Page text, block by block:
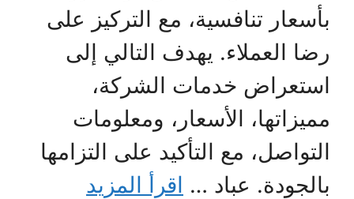
بأسعار تنافسية، مع التركيز على
رضا العملاء. يهدف التالي إلى
استعراض خدمات الشركة،
مميزاتها، الأسعار، ومعلومات
التواصل، مع التأكيد على التزامها
بالجودة. عباد … اقرأ المزيد